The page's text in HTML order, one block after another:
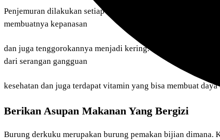
Penjemuran dilakukan setiap hari pada dibawah jam 11.00
membuatnya kepanasan
dan juga tenggorokannya menjadi kering. Penjemuran
dari serangan gangguan
kesehatan dan juga terdapat vitamin yang bisa membuat daya
Berikan Asupan Makanan Yang Bergizi
Burung derkuku merupakan burung pemakan bijian dimana.